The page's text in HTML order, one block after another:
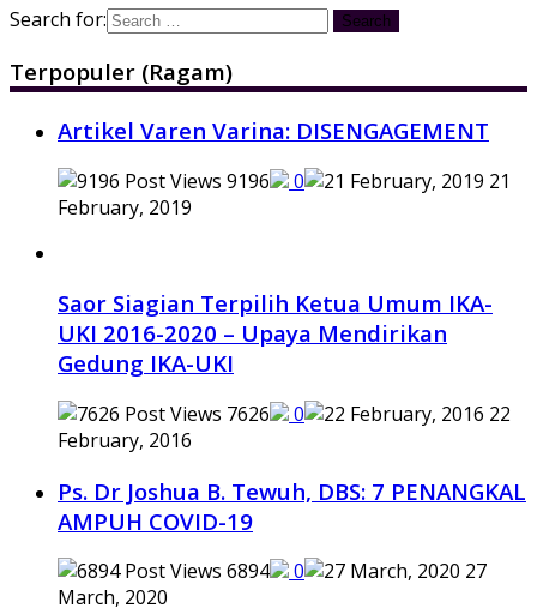
Search for:
Terpopuler (Ragam)
Artikel Varen Varina: DISENGAGEMENT
9196 0
21
February, 2019
Saor Siagian Terpilih Ketua Umum IKA-
UKI 2016-2020 – Upaya Mendirikan
Gedung IKA-UKI
7626 0
22
February, 2016
Ps. Dr Joshua B. Tewuh, DBS: 7 PENANGKAL
AMPUH COVID-19
6894 0
27
March, 2020